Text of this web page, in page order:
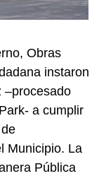
Obras
instaron
–procesado
a cumplir
Municipio. La
Pública